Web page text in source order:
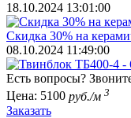
18.10.2024 13:01:00
Скидка 30% на
08.10.2024 11:49:00
Есть вопросы?
Цена: 5100 руб./м 3
Заказать